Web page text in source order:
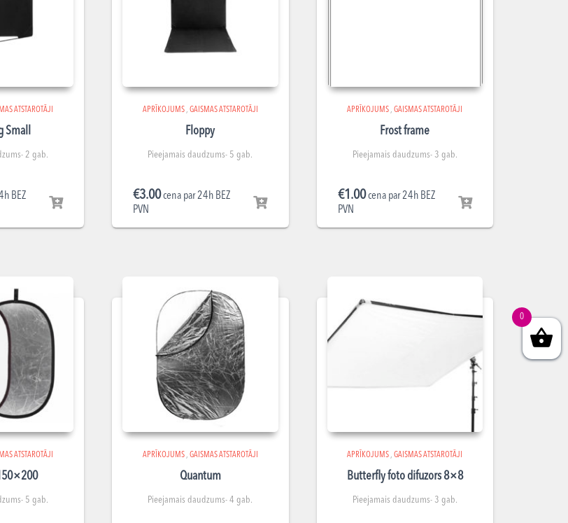
ATSTAROTĀJI
Small
2 gab.
BEZ
APRĪKOJUMS, GAISMAS ATSTAROTĀJI
Floppy
Pieejamais daudzums- 5 gab.
€3.00cena par 24h BEZ
PVN
APRĪKOJUMS ,GAISMAS ATSTAROTĀJI
Frost frame
Pieejamais daudzums- 3 gab.
€1.00cena par 24h BEZ
PVN
ATSTAROTĀJI
5 gab.
APRĪKOJUMS, GAISMAS ATSTAROTĀJI
Quantum
Pieejamais daudzums- 4 gab.
APRĪKOJUMS ,GAISMAS ATSTAROTĀJI
Butterfly foto difuzors 8×8
Pieejamais daudzums- 3 gab.
0